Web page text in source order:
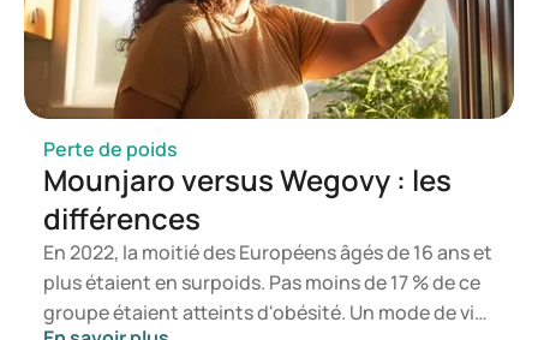
https://www.healthline.com/health-news/wegovy-
zepbound-myths-debunked
https://www.niddk.nih.gov/health-information/weight-
management/prescription-medications-treat-overweight-
obesity
Perte de poids
Mounjaro versus Wegovy : les
différences
En 2022, la moitié des Européens âgés de 16 ans et
plus étaient en surpoids. Pas moins de 17 % de ce
groupe étaient atteints d'obésité. Un mode de vie